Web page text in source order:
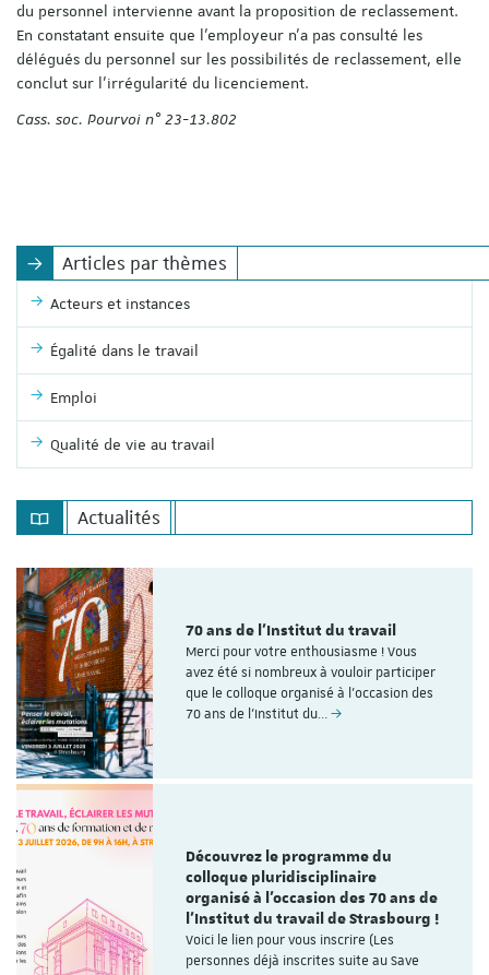
du personnel intervienne avant la proposition de reclassement.
En constatant ensuite que l’employeur n’a pas consulté les
délégués du personnel sur les possibilités de reclassement, elle
conclut sur l’irrégularité du licenciement.
Cass. soc. Pourvoi n° 23-13.802
Articles par thèmes
Acteurs et instances
Égalité dans le travail
Emploi
Qualité de vie au travail
Actualités
70 ans de l'Institut du travail
Merci pour votre enthousiasme ! Vous
avez été si nombreux à vouloir participer
que le colloque organisé à l'occasion des
70 ans de l’Institut du…
Découvrez le programme du
colloque pluridisciplinaire
organisé à l'occasion des 70 ans de
l'Institut du travail de Strasbourg !
Voici le lien pour vous inscrire (Les
personnes déjà inscrites suite au Save